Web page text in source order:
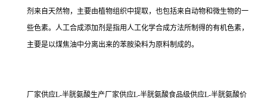
剂来自天然物，主要由植物组织中提取，也包括来自动物和微生物的一
些色素。人工合成添加剂是指用人工化学合成方法所制得的有机色素，
主要是以煤焦油中分离出来的苯胺染料为原料制成的。
厂家供应L-半胱氨酸生产厂家供应L-半胱氨酸食品级供应L-半胱氨酸价